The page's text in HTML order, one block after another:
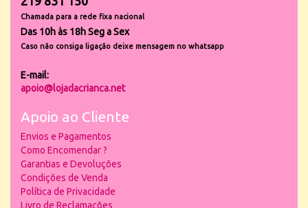
Chamada para a rede fixa nacional
Das 10h às 18h Seg a Sex
Caso não consiga ligação deixe mensagem no whatsapp
E-mail:
apoio@lojadacrianca.net
Apoio ao Cliente
Envios e Pagamentos
Como Encomendar ?
Garantias e Devoluções
Condições de Venda
Política de Privacidade
Livro de Reclamações